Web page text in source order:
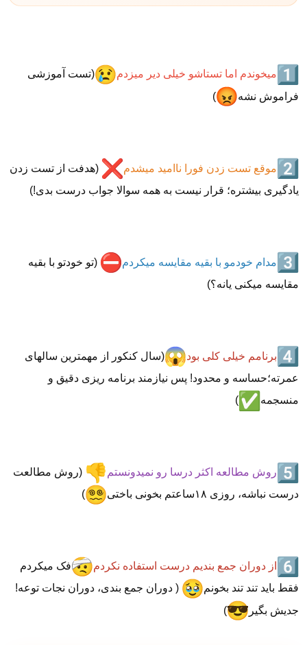
میخوندم اما تستاشو خیلی دیر میزدم
(تست آموزشی
فراموش نشه
)
موقع تست زدن فورا ناامید میشدم
(هدفت از تست زدن
یادگیری بیشتره؛ قرار نیست به همه سوالا جواب درست بدی!)
مدام خودمو با بقیه مقایسه میکردم
️ (تو خودتو با بقیه
مقایسه میکنی یانه؟)
برنامم خیلی کلی بود
(سال کنکور از مهمترین سالهای
عمرته؛حساسه و محدود! پس نیازمند برنامه ریزی دقیق و
منسجمه
)
روش مطالعه اکثر درسا رو نمیدونستم
(روش مطالعت
درست نباشه، روزی ۱۸ساعتم بخونی باختی
)
از دوران جمع بندیم درست استفاده نکردم
فک میکردم
فقط باید تند تند بخونم
( دوران جمع بندی، دوران نجات توعه!
جدیش بگیر
)